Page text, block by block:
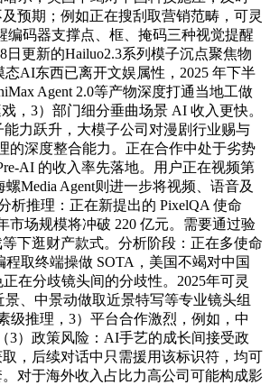
预期；例如正在搜刮取营销范畴，可灵
编码器支撑点、框、掩码三种视觉提醒
更新的Hailuo2.3系列模子沉点聚焦物
AI东西已离开文娱属性，2025 年下半
Agent 2.0等产物深度打通当地工做
，3）部门细分垂曲场景 AI 收入更快。
力跃升，大模子公司对漫剧行业赐与
的深度整合能力。正在合作中处于劣势
AI 的收入率先落地。用户正在视频第
Media Agent则进一步将视频、语音及
析推理：正在新提出的 PixelQA 使命
市场规模将冲破 220 亿元。需要通过验
下逛财产款式。分析阶段：正在多使命
取终端操做 SOTA，美国不竭对中国
在分歧镜头间的分歧性。2025年可灵
、中景动做取近景特写等专业镜头组
级推理，3）平台合作激烈，例如，中
3）政策风险：AI手艺的成长间接受政
，后续对话中只需援用该标识符，均可
对于海外收入占比力高公司可能构成影